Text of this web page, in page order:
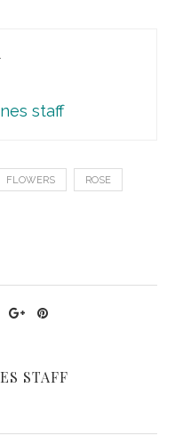
staff
FLOWERS ROSE
STAFF